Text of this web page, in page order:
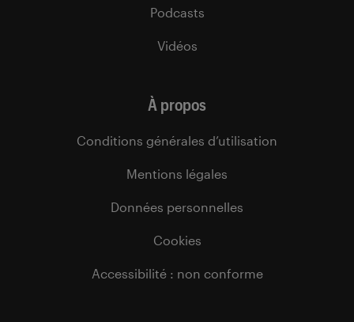
Podcasts
Vidéos
À propos
Conditions générales d’utilisation
Mentions légales
Données personnelles
Cookies
Accessibilité : non conforme